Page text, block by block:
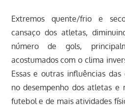
Extremos quente/frio e
cansaço dos atletas,
número de gols,
acostumados com o clima
Essas e outras influências
no desempenho dos atletas e
futebol e de mais atividades